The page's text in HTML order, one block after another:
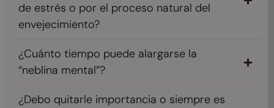
de estrés o por el proceso natural del
envejecimiento?
¿Cuánto tiempo puede alargarse la
“neblina mental”?
¿Debo quitarle importancia o siempre es